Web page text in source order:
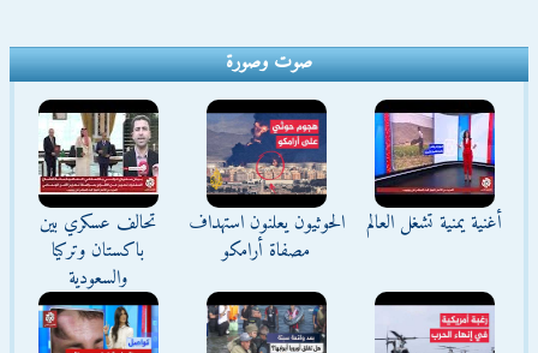
صوت وصورة
أغنية يمنية تشغل العالم
الحوثيون يعلنون استهداف
مصفاة أرامكو
تحالف عسكري بين
باكستان وتركيا
والسعودية